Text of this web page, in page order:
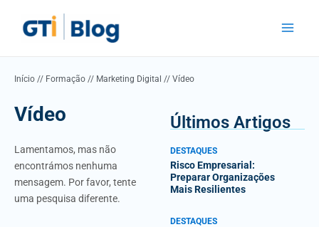
content
Início // Formação // Marketing Digital // Vídeo
Vídeo
Lamentamos, mas não
encontrámos nenhuma
mensagem. Por favor, tente
uma pesquisa diferente.
Últimos Artigos
DESTAQUES
Risco Empresarial:
Preparar Organizações
Mais Resilientes
DESTAQUES